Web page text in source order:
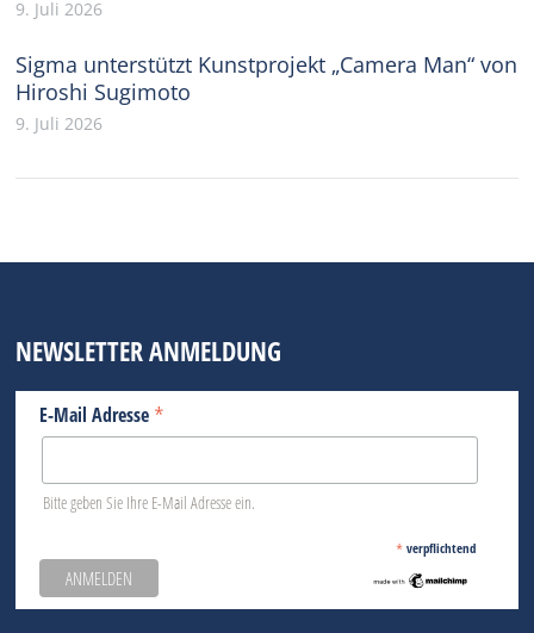
9. Juli 2026
Sigma unterstützt Kunstprojekt „Camera Man“ von
Hiroshi Sugimoto
9. Juli 2026
NEWSLETTER ANMELDUNG
E-Mail Adresse *
Bitte geben Sie Ihre E-Mail Adresse ein.
* verpflichtend